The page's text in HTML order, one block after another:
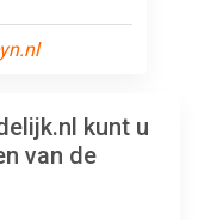
kunt u
van de